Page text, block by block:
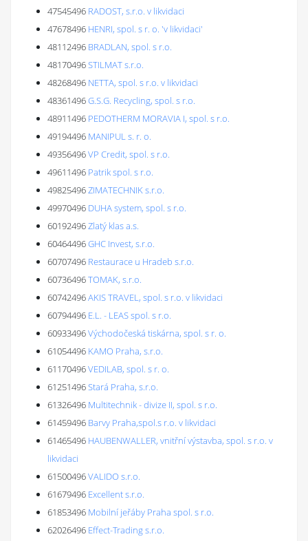
47545496 RADOST, s.r.o. v likvidaci
47678496 HENRI, spol. s r. o. 'v likvidaci'
48112496 BRADLAN, spol. s r.o.
48170496STILMAT s.r.o.
48268496 NETTA, spol. s r.o. v likvidaci
48361496G.S.G. Recycling, spol. s r.o.
48911496 PEDOTHERM MORAVIA I, spol. s r.o.
49194496 MANIPUL s. r. o.
49356496VP Credit, spol. s r.o.
49611496 Patrik spol. s r.o.
49825496ZIMATECHNIK s.r.o.
49970496 DUHA system, spol. s r.o.
60192496Zlatý klas a.s.
60464496GHC Invest, s.r.o.
60707496 Restaurace u Hradeb s.r.o.
60736496TOMAK, s.r.o.
60742496AKIS TRAVEL, spol. s r.o. v likvidaci
60794496 E.L. - LEAS spol. s r.o.
60933496Východočeská tiskárna, spol. s r. o.
61054496 KAMO Praha, s.r.o.
61170496VEDILAB, spol. s r. o.
61251496Stará Praha, s.r.o.
61326496 Multitechnik - divize II, spol. s r.o.
61459496 Barvy Praha,spol.s r.o. v likvidaci
61465496 HAUBENWALLER, vnitřní výstavba, spol. s r.o. v
likvidaci
61500496VALIDO s.r.o.
61679496 Excellent s.r.o.
61853496 Mobilní jeřáby Praha spol. s r.o.
62026496 Effect-Trading s.r.o.